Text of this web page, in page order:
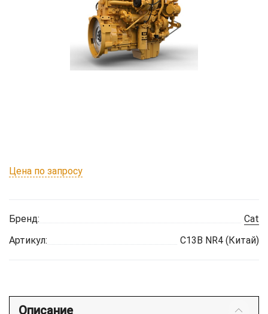
Цена по запросу
Бренд:
Cat
Артикул:
C13B NR4 (Китай)
Описание